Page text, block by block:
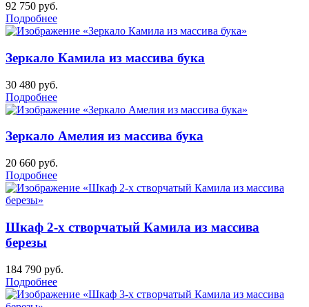
92 750 руб.
Подробнее
Зеркало Камила из массива бука
30 480 руб.
Подробнее
Зеркало Амелия из массива бука
20 660 руб.
Подробнее
Шкаф 2-х створчатый Камила из массива
березы
184 790 руб.
Подробнее